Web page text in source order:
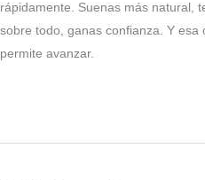
rápidamente. Suenas más natural,
sobre todo, ganas confianza. Y
permite avanzar.